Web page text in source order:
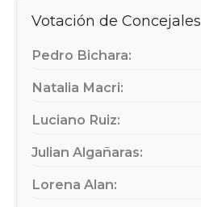
Votación de Concejales
Pedro Bichara:
Natalia Macri:
Luciano Ruiz:
Julian Algañaras:
Lorena Alan: